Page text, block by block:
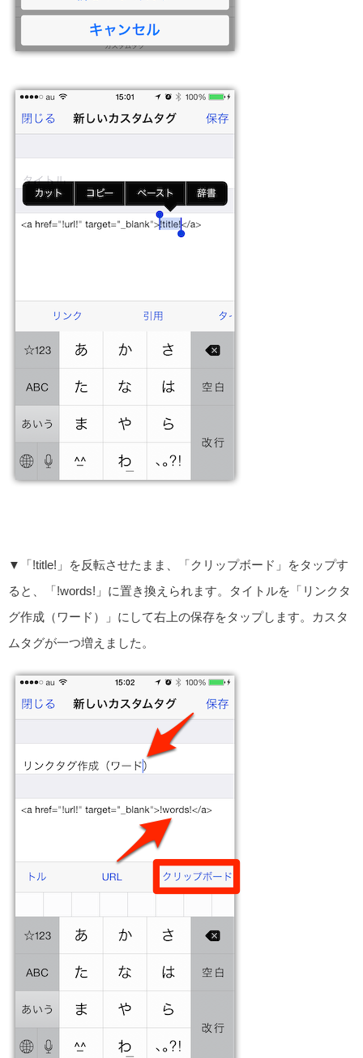
▼「!title!」を反転させたまま、「クリップボード」をタップす
ると、「!words!」に置き換えられます。タイトルを「リンクタ
グ作成（ワード）」にして右上の保存をタップします。カスタ
ムタグが一つ増えました。